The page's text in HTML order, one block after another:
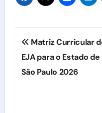
Navegação
de
Post
Matriz Curricular
EJA para o Estado de
São Paulo 2026